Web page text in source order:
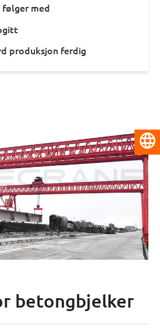
følger med
produksjon ferdig
betongbjelker
Norsk